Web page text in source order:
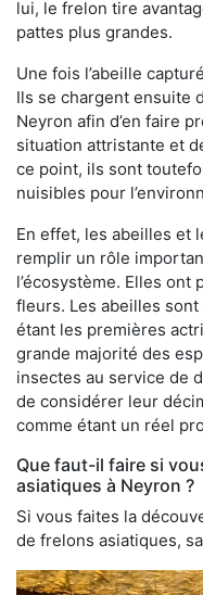
lui, le frelon tire
pattes plus grandes.
Une fois l’abeille
Ils se chargent ensuite
Neyron afin d’en faire
situation attristante et
ce point, ils sont
nuisibles pour
En effet, les abeilles et
remplir un rôle
l’écosystème. Elles
fleurs. Les abeilles
étant les premières
grande majorité des
insectes au service de
de considérer leur
comme étant un réel
Que faut-il faire si
asiatiques à Neyron ?
Si vous faites la
de frelons asiatiques,